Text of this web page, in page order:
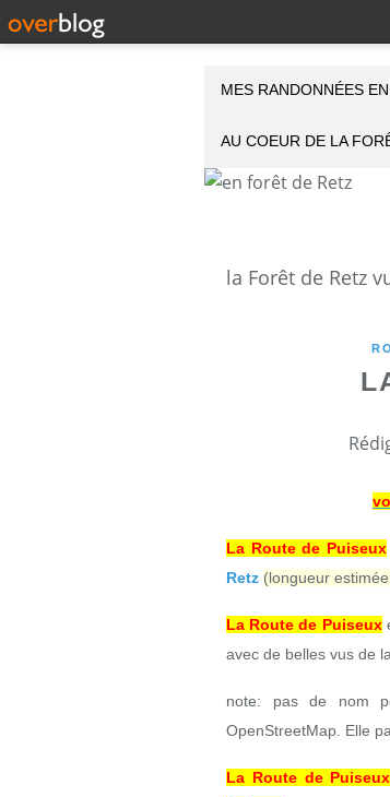
MES RANDONNÉES
AU COEUR DE LA
La Route de Puiseux
Retz (longueur
La Route de Puiseux
avec de belles vus de
note: pas de nom
OpenStreetMap. Elle
La Route de Puiseux